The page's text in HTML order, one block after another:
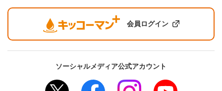
会員ログイン
ソーシャルメディア公式アカウント